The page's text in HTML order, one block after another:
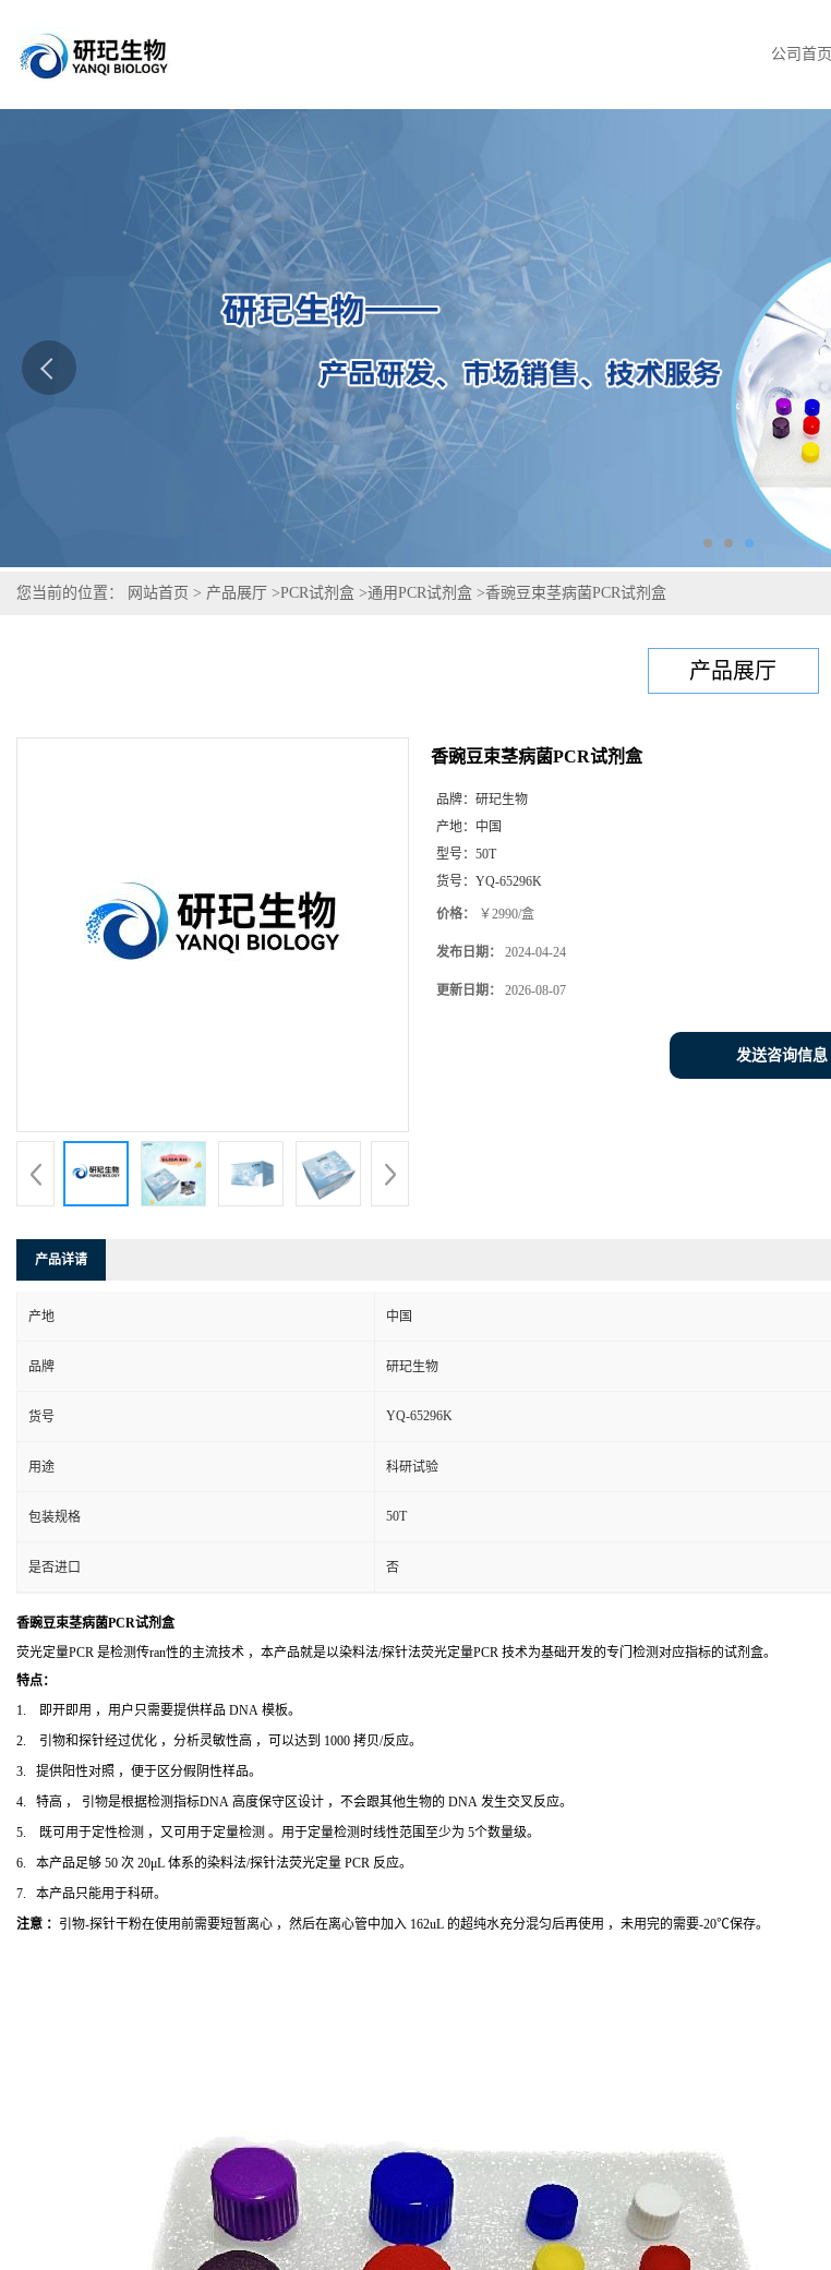
公司首页
您当前的位置： 网站首页 > 产品展厅 >PCR试剂盒 >通用PCR试剂盒 >香豌豆束茎病菌PCR试剂盒
产品展厅
香豌豆束茎病菌PCR试剂盒
品牌： 研玘生物
产地： 中国
型号： 50T
货号： YQ-65296K
价格： ￥2990/盒
发布日期： 2024-04-24
更新日期： 2026-08-07
发送咨询信息
产品详请
产地 中国
品牌 研玘生物
货号 YQ-65296K
用途 科研试验
包装规格 50T
是否进口 否
香豌豆束茎病菌PCR试剂盒
荧光定量PCR 是检测传ran性的主流技术 ，本产品就是以染料法/探针法荧光定量PCR 技术为基础开发的专门检测对应指标的试剂盒。
特点：
1. 即开即用 ，用户只需要提供样品 DNA 模板。
2. 引物和探针经过优化 ，分析灵敏性高 ，可以达到 1000 拷贝/反应。
3. 提供阳性对照 ，便于区分假阴性样品。
4. 特高 ， 引物是根据检测指标DNA 高度保守区设计 ，不会跟其他生物的 DNA 发生交叉反应。
5. 既可用于定性检测 ，又可用于定量检测 。用于定量检测时线性范围至少为 5个数量级。
6. 本产品足够 50 次 20μL 体系的染料法/探针法荧光定量 PCR 反应。
7. 本产品只能用于科研。
注意 ： 引物-探针干粉在使用前需要短暂离心 ，然后在离心管中加入 162uL 的超纯水充分混匀后再使用 ，未用完的需要-20℃保存。